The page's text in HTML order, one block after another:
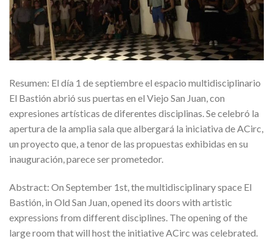
Resumen: El día 1 de septiembre el espacio multidisciplinario
El Bastión abrió sus puertas en el Viejo San Juan, con
expresiones artísticas de diferentes disciplinas. Se celebró la
apertura de la amplia sala que albergará la iniciativa de ACirc,
un proyecto que, a tenor de las propuestas exhibidas en su
inauguración, parece ser prometedor.
Abstract: On September 1st, the multidisciplinary space El
Bastión, in Old San Juan, opened its doors with artistic
expressions from different disciplines. The opening of the
large room that will host the initiative ACirc was celebrated.